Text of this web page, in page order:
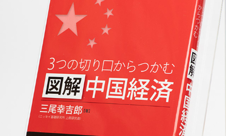
3つの切り口からつかむ 図解中国経済